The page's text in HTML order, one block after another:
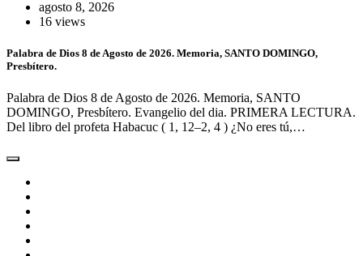
agosto 8, 2026
16 views
Palabra de Dios 8 de Agosto de 2026. Memoria, SANTO DOMINGO,
Presbítero.
Palabra de Dios 8 de Agosto de 2026. Memoria, SANTO
DOMINGO, Presbítero. Evangelio del dia. PRIMERA LECTURA.
Del libro del profeta Habacuc ( 1, 12–2, 4 ) ¿No eres tú,…